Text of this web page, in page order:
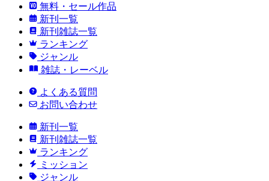
無料・セール作品
新刊一覧
新刊雑誌一覧
ランキング
ジャンル
雑誌・レーベル
よくある質問
お問い合わせ
新刊一覧
新刊雑誌一覧
ランキング
ミッション
ジャンル